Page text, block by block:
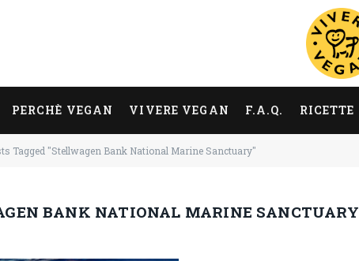
PERCHÈ VEGAN VIVERE VEGAN F.A.Q. RICETTE
Tagged "Stellwagen Bank National Marine Sanctuary"
BANK NATIONAL MARINE SANCTUARY